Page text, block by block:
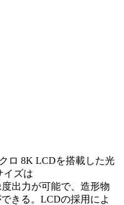
ロ 8K LCDを搭載した光
イズは
出力が可能で、造形物
きる。LCDの採用によ